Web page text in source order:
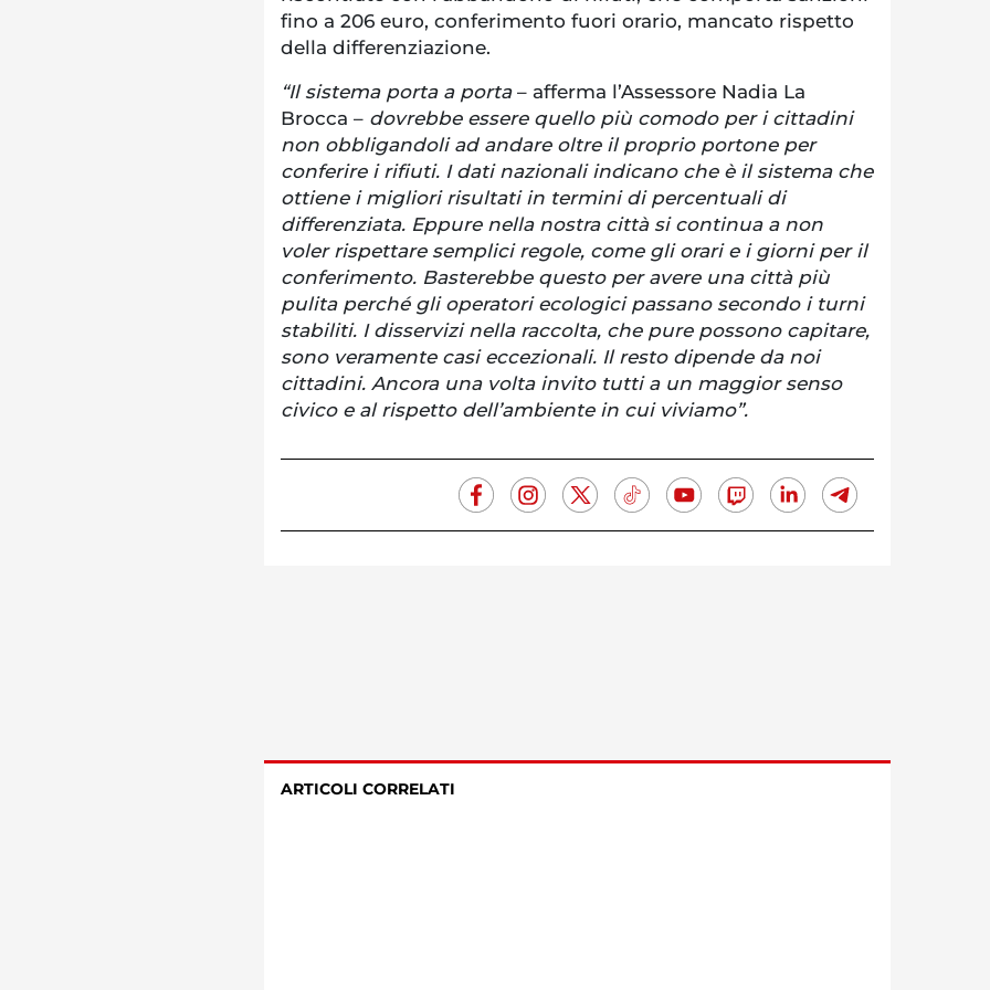
fino a 206 euro, conferimento fuori orario, mancato rispetto
della differenziazione.
“Il sistema porta a porta – afferma l’Assessore Nadia La
Brocca – dovrebbe essere quello più comodo per i cittadini
non obbligandoli ad andare oltre il proprio portone per
conferire i rifiuti. I dati nazionali indicano che è il sistema che
ottiene i migliori risultati in termini di percentuali di
differenziata. Eppure nella nostra città si continua a non
voler rispettare semplici regole, come gli orari e i giorni per il
conferimento. Basterebbe questo per avere una città più
pulita perché gli operatori ecologici passano secondo i turni
stabiliti. I disservizi nella raccolta, che pure possono capitare,
sono veramente casi eccezionali. Il resto dipende da noi
cittadini. Ancora una volta invito tutti a un maggior senso
civico e al rispetto dell’ambiente in cui viviamo”.
ARTICOLI CORRELATI